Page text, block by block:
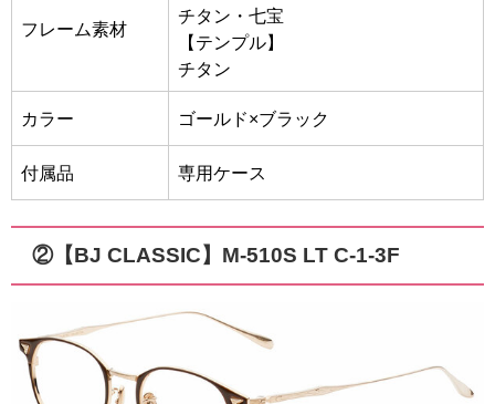
フレーム素材
チタン・七宝
【テンプル】
チタン
カラー ゴールド×ブラック
付属品 専用ケース
②【BJ CLASSIC】M-510S LT C-1-3F